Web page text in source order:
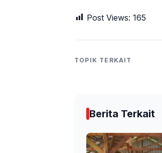
Post Views: 165
TOPIK TERKAIT
Berita Terkait